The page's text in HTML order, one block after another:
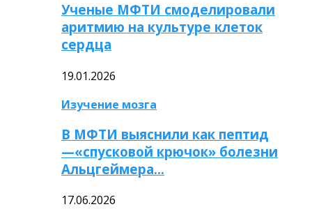
Ученые МФТИ смоделировали
аритмию на культуре клеток
сердца
19.01.2026
Изучение мозга
В МФТИ выяснили как пептид
—«спусковой крючок» болезни
Альцгеймера…
17.06.2026